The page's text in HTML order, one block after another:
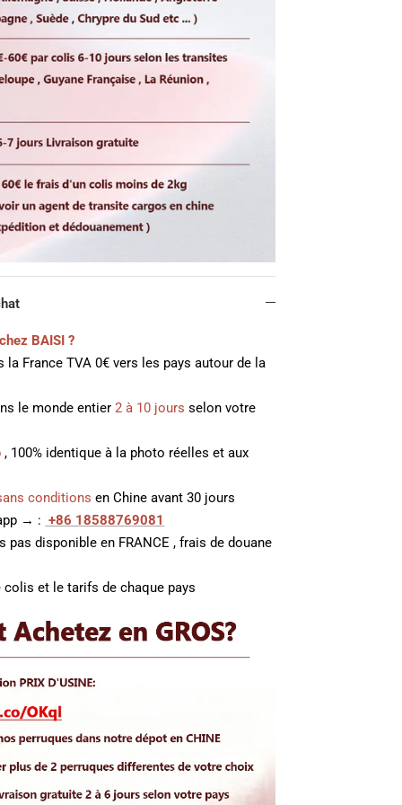
BAISI ?
la France TVA 0€ vers les pays autour de la
le monde entier 2 à 10 joursselon votre
, 100% identique à la photo réelles et aux
conditionsen Chine avant 30 jours
→ : +86 18588769081
pas disponible en FRANCE , frais de douane
et le tarifs de chaque pays